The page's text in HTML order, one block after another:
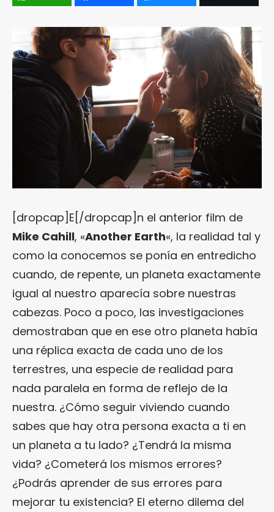
[dropcap]E[/dropcap]n el anterior film de
Mike Cahill, «Another Earth«, la realidad tal y
como la conocemos se ponía en entredicho
cuando, de repente, un planeta exactamente
igual al nuestro aparecía sobre nuestras
cabezas. Poco a poco, las investigaciones
demostraban que en ese otro planeta había
una réplica exacta de cada uno de los
terrestres, una especie de realidad para
nada paralela en forma de reflejo de la
nuestra. ¿Cómo seguir viviendo cuando
sabes que hay otra persona exacta a ti en
un planeta a tu lado? ¿Tendrá la misma
vida? ¿Cometerá los mismos errores?
¿Podrás aprender de sus errores para
mejorar tu existencia? El eterno dilema del